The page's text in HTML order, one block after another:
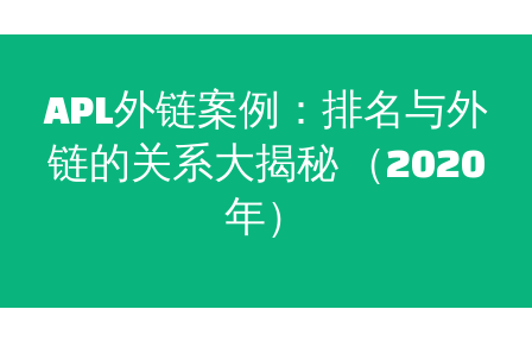
APL外链案例：排名与外
链的关系大揭秘 （2020
年）